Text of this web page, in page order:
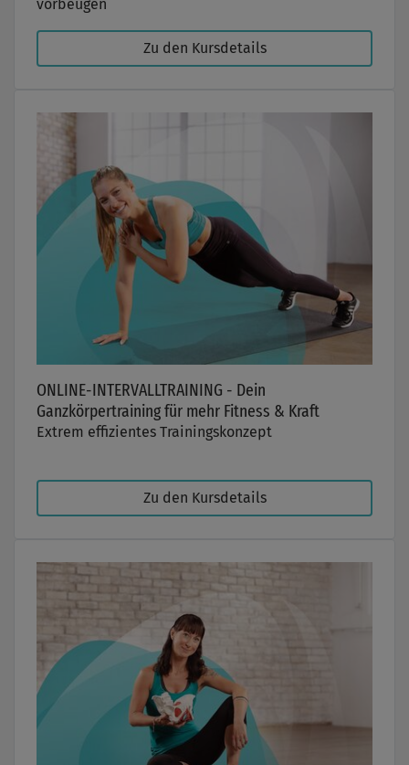
vorbeugen
Zu den Kursdetails
ONLINE-INTERVALLTRAINING - Dein
Ganzkörpertraining für mehr Fitness & Kraft
Extrem effizientes Trainingskonzept
Zu den Kursdetails